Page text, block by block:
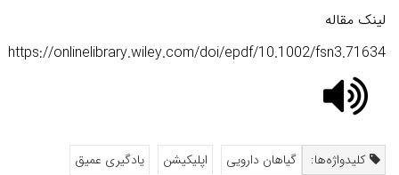
لینک مقاله
https://onlinelibrary.wiley.com/doi/epdf/10.1002/fsn3.71634
کلیدواژه‌ها: گیاهان دارویی اپلیکیشن
یادگیری عمیق